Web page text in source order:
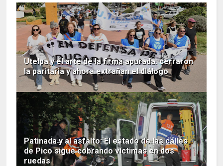
Utelpa y el arte de la firma apurada: cerraron
la paritaria y ahora extrañan el diálogo
Patinada y al asfalto: El estado de las calles
de Pico sigue cobrando víctimas en dos
ruedas